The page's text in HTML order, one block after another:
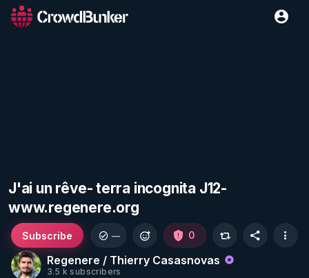
J'ai un rêve- terra incognita J12-
www.regenere.org
Regenere / Thierry Casasnovas
3.5 k subscribers
Subscribe — 0